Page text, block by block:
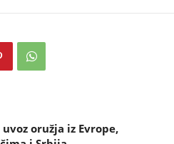
oružja iz Evrope,